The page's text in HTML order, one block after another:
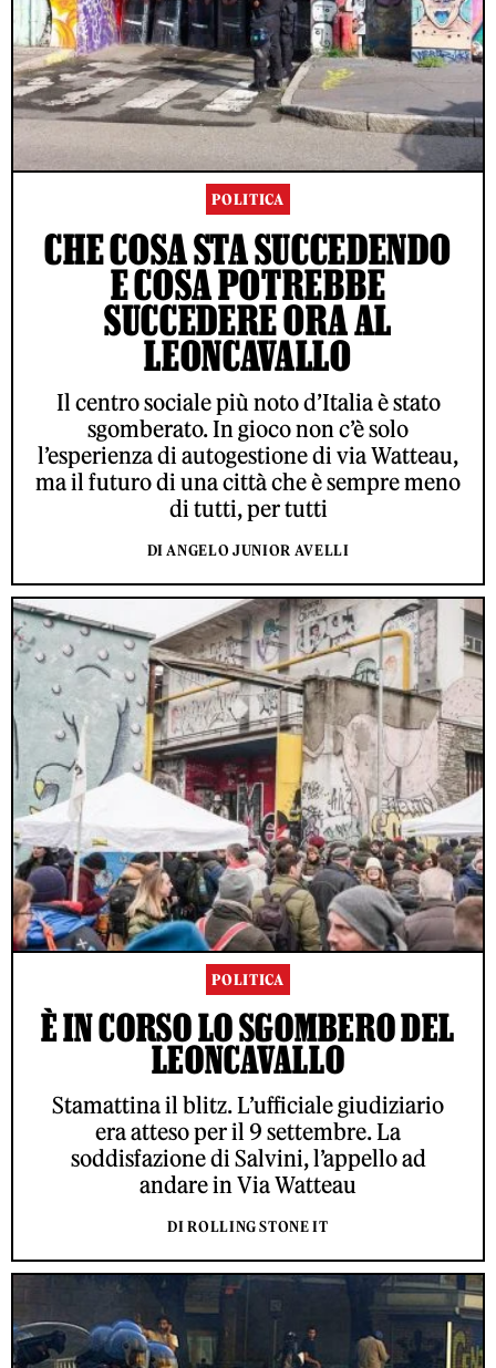
POLITICA
CHE COSA STA SUCCEDENDO
E COSA POTREBBE
SUCCEDERE ORA AL
LEONCAVALLO
Il centro sociale più noto d’Italia è stato
sgomberato. In gioco non c’è solo
l’esperienza di autogestione di via Watteau,
ma il futuro di una città che è sempre meno
di tutti, per tutti
DI ANGELO JUNIOR AVELLI
POLITICA
È IN CORSO LO SGOMBERO DEL
LEONCAVALLO
Stamattina il blitz. L’ufficiale giudiziario
era atteso per il 9 settembre. La
soddisfazione di Salvini, l’appello ad
andare in Via Watteau
DI ROLLING STONE IT